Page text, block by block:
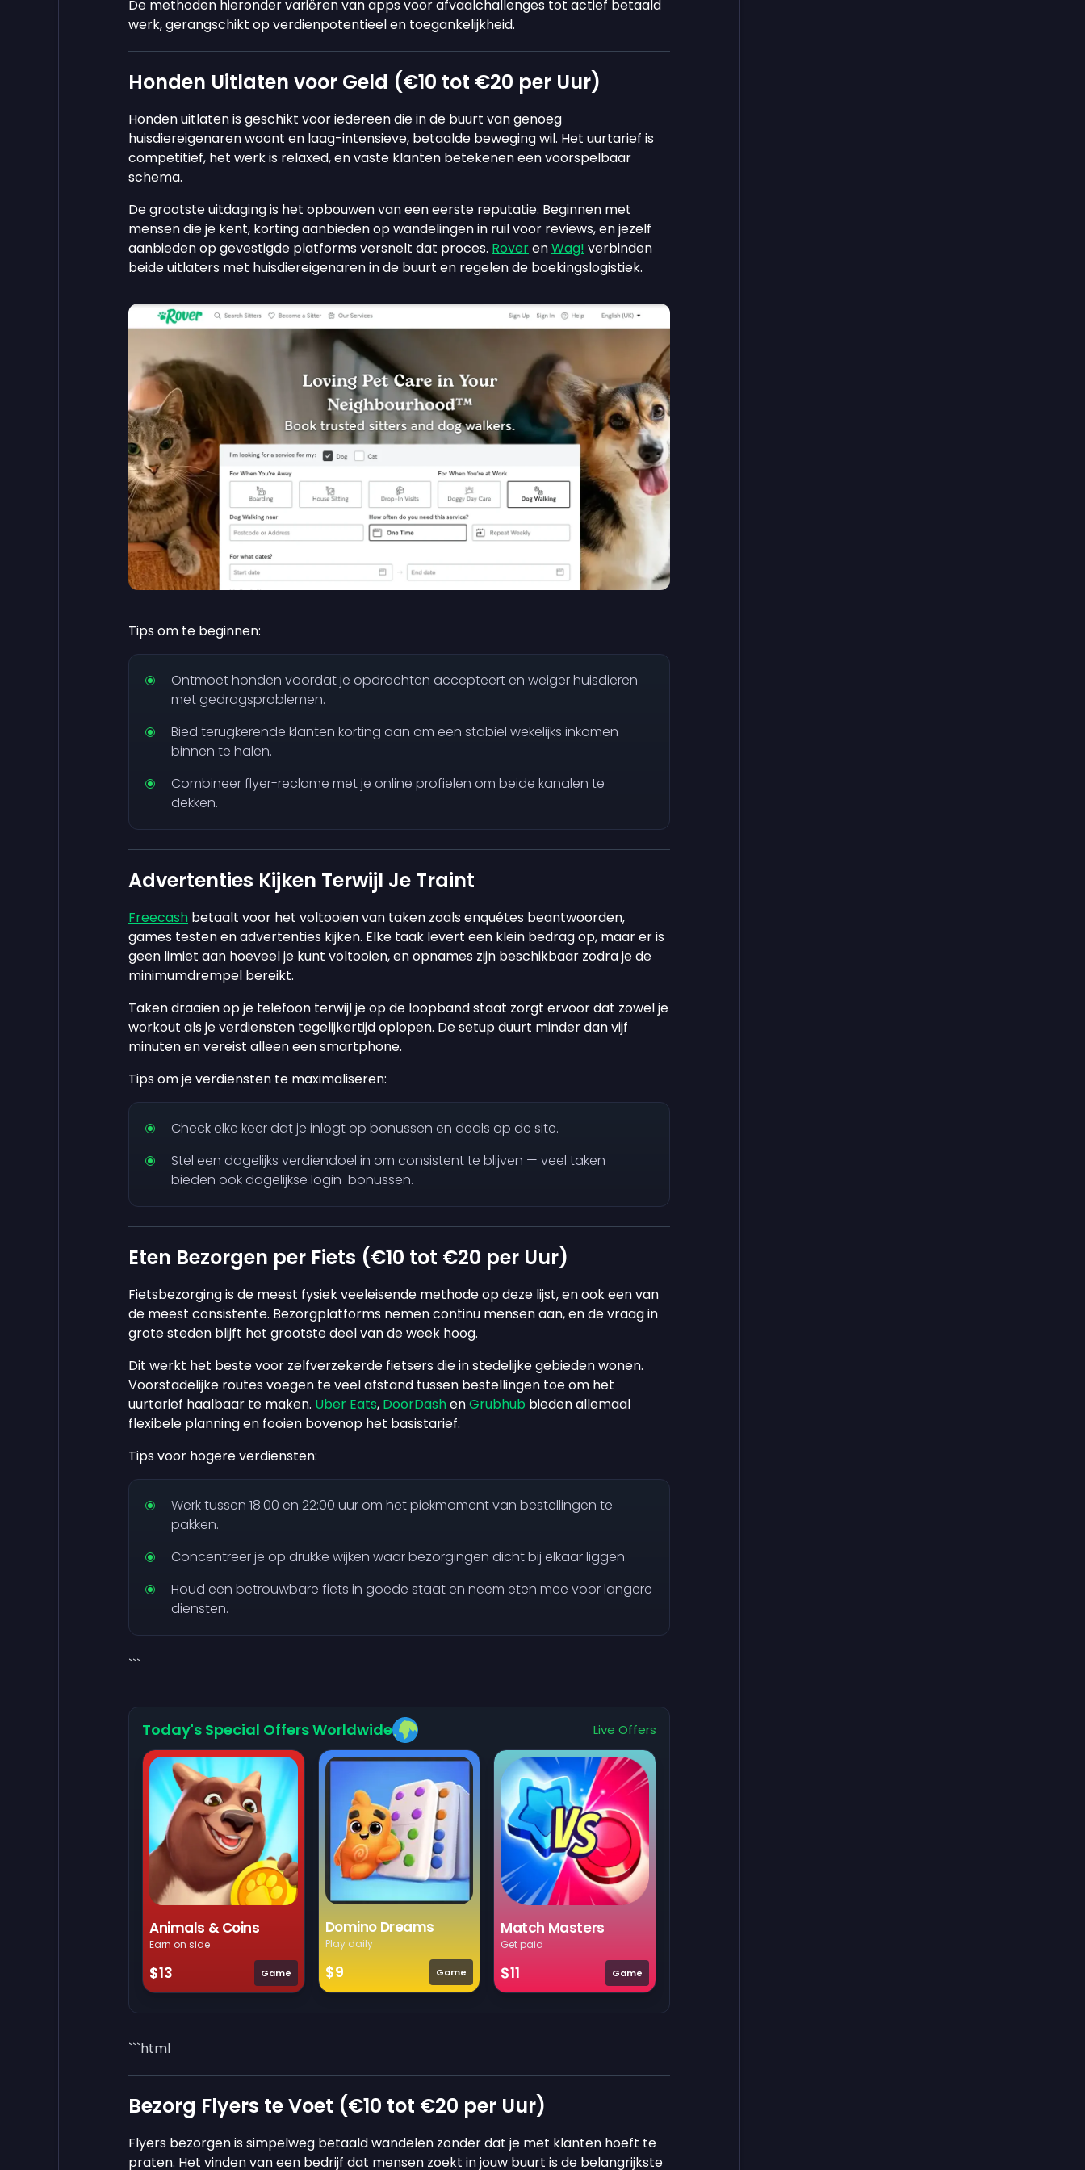
De methoden hieronder variëren van apps voor afvaalchallenges tot actief betaald
werk, gerangschikt op verdienpotentieel en toegankelijkheid.
Honden Uitlaten voor Geld (€10 tot €20 per Uur)
Honden uitlaten is geschikt voor iedereen die in de buurt van genoeg
huisdiereigenaren woont en laag-intensieve, betaalde beweging wil. Het uurtarief is
competitief, het werk is relaxed, en vaste klanten betekenen een voorspelbaar
schema.
De grootste uitdaging is het opbouwen van een eerste reputatie. Beginnen met
mensen die je kent, korting aanbieden op wandelingen in ruil voor reviews, en jezelf
aanbieden op gevestigde platforms versnelt dat proces. RoverenWag! verbinden
beide uitlaters met huisdiereigenaren in de buurt en regelen de boekingslogistiek.
Tips om te beginnen:
Ontmoet honden voordat je opdrachten accepteert en weiger huisdieren
met gedragsproblemen.
Bied terugkerende klanten korting aan om een stabiel wekelijks inkomen
binnen te halen.
Combineer flyer-reclame met je online profielen om beide kanalen te
dekken.
Advertenties Kijken Terwijl Je Traint
Freecash betaalt voor het voltooien van taken zoals enquêtes beantwoorden,
games testen en advertenties kijken. Elke taak levert een klein bedrag op, maar er is
geen limiet aan hoeveel je kunt voltooien, en opnames zijn beschikbaar zodra je de
minimumdrempel bereikt.
Taken draaien op je telefoon terwijl je op de loopband staat zorgt ervoor dat zowel je
workout als je verdiensten tegelijkertijd oplopen. De setup duurt minder dan vijf
minuten en vereist alleen een smartphone.
Tips om je verdiensten te maximaliseren:
Check elke keer dat je inlogt op bonussen en deals op de site.
Stel een dagelijks verdiendoel in om consistent te blijven — veel taken
bieden ook dagelijkse login-bonussen.
Eten Bezorgen per Fiets (€10 tot €20 per Uur)
Fietsbezorging is de meest fysiek veeleisende methode op deze lijst, en ook een van
de meest consistente. Bezorgplatforms nemen continu mensen aan, en de vraag in
grote steden blijft het grootste deel van de week hoog.
Dit werkt het beste voor zelfverzekerde fietsers die in stedelijke gebieden wonen.
Voorstadelijke routes voegen te veel afstand tussen bestellingen toe om het
uurtarief haalbaar te maken. Uber Eats, DoorDashenGrubhub bieden allemaal
flexibele planning en fooien bovenop het basistarief.
Tips voor hogere verdiensten:
Werk tussen 18:00 en 22:00 uur om het piekmoment van bestellingen te
pakken.
Concentreer je op drukke wijken waar bezorgingen dicht bij elkaar liggen.
Houd een betrouwbare fiets in goede staat en neem eten mee voor langere
diensten.
```
Today's Special Offers Worldwide Live Offers
Animals & Coins
Earn on side
$13 Game
Domino Dreams
Play daily
$9 Game
Match Masters
Get paid
$11 Game
```html
Bezorg Flyers te Voet (€10 tot €20 per Uur)
Flyers bezorgen is simpelweg betaald wandelen zonder dat je met klanten hoeft te
praten. Het vinden van een bedrijf dat mensen zoekt in jouw buurt is de belangrijkste